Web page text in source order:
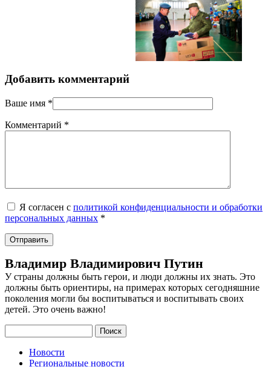
Добавить комментарий
Ваше имя *
Комментарий *
Я согласен с политикой конфиденциальности и обработки
персональных данных *
Владимир Владимирович Путин
У страны должны быть герои, и люди должны их знать. Это
должны быть ориентиры, на примерах которых сегодняшние
поколения могли бы воспитываться и воспитывать своих
детей. Это очень важно!
Поиск
Новости
Региональные новости